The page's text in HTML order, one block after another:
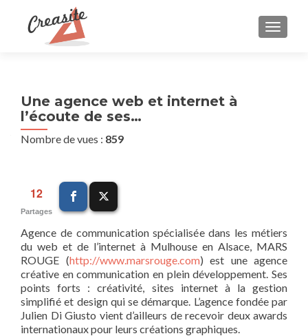
Une agence web et internet à
l’écoute de ses…
Nombre de vues : 859
12
Partages
Agence de communication spécialisée dans les métiers
du web et de l’internet à Mulhouse en Alsace, MARS
ROUGE (http://www.marsrouge.com) est une agence
créative en communication en plein développement. Ses
points forts : créativité, sites internet à la gestion
simplifié et design qui se démarque. L’agence fondée par
Julien Di Giusto vient d’ailleurs de recevoir deux awards
internationaux pour leurs créations graphiques.